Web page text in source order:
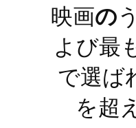
映画の
よび最
で選ば
を超